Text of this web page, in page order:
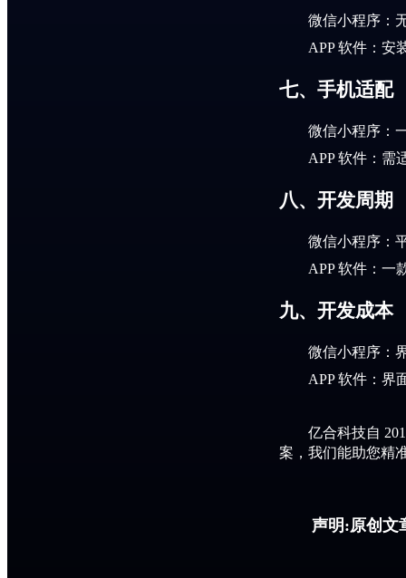
微信小程序：
APP 软件：安
七、手机适配
微信小程序：
APP 软件：需
八、开发周期
微信小程序：
APP 软件：一
九、开发成本
微信小程序：
APP 软件：界
亿合科技自
案， 我们能助您精
声明:原创文